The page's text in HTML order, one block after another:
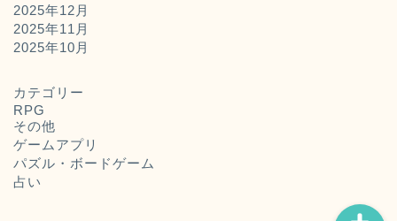
2025年12月
2025年11月
2025年10月
カテゴリー
RPG
その他
ゲームアプリ
パズル・ボードゲーム
占い